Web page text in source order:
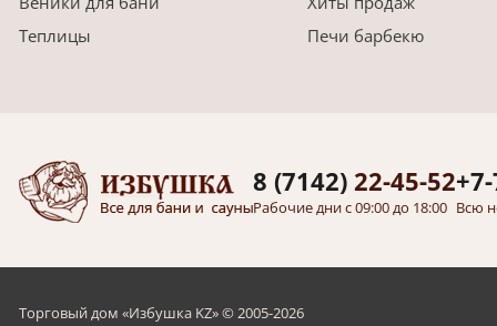
Теплицы
Печи барбекю
8 (7142) 22-45-52
Рабочие дни с 09:00 до 18:00 Всю
Торговый дом «Избушка KZ» © 2005-2026